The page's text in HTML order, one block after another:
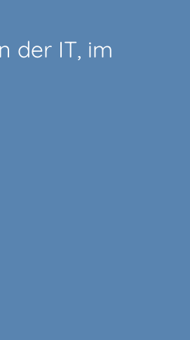
der IT, im